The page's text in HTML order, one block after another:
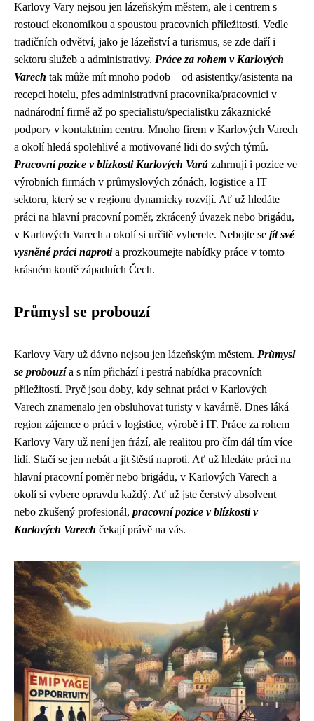
Karlovy Vary nejsou jen lázeňským městem, ale i centrem s
rostoucí ekonomikou a spoustou pracovních příležitostí. Vedle
tradičních odvětví, jako je lázeňství a turismus, se zde daří i
sektoru služeb a administrativy. Práce za rohem v Karlových
Varech tak může mít mnoho podob – od asistentky/asistenta na
recepci hotelu, přes administrativní pracovníka/pracovnici v
nadnárodní firmě až po specialistu/specialistku zákaznické
podpory v kontaktním centru. Mnoho firem v Karlových Varech
a okolí hledá spolehlivé a motivované lidi do svých týmů.
Pracovní pozice v blízkosti Karlových Varů zahrnují i pozice ve
výrobních firmách v průmyslových zónách, logistice a IT
sektoru, který se v regionu dynamicky rozvíjí. Ať už hledáte
práci na hlavní pracovní poměr, zkrácený úvazek nebo brigádu,
v Karlových Varech a okolí si určitě vyberete. Nebojte se jít své
vysněné práci naprotia prozkoumejte nabídky práce v tomto
krásném koutě západních Čech.
Průmysl se probouzí
Karlovy Vary už dávno nejsou jen lázeňským městem. Průmysl
se probouzía s ním přichází i pestrá nabídka pracovních
příležitostí. Pryč jsou doby, kdy sehnat práci v Karlových
Varech znamenalo jen obsluhovat turisty v kavárně. Dnes láká
region zájemce o práci v logistice, výrobě i IT. Práce za rohem
Karlovy Vary už není jen frází, ale realitou pro čím dál tím více
lidí. Stačí se jen nebát a jít štěstí naproti. Ať už hledáte práci na
hlavní pracovní poměr nebo brigádu, v Karlových Varech a
okolí si vybere opravdu každý. Ať už jste čerstvý absolvent
nebo zkušený profesionál, pracovní pozice v blízkosti v
Karlových Varech čekají právě na vás.